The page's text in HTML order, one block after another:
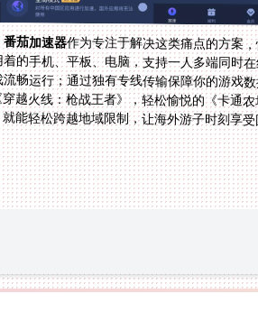
番茄加速器作为专注于解决这类痛点的方案
它能智能推荐最优线路连接国服；完美兼容你用着的手机、平板
宽确保如《穿越火线：枪战王者》这类对战游戏流畅运行；通过
迅速的售后团队随时待命。无论是激战正酣的《穿越火线：枪战
能轻松跨越地域限制，让海外游子时刻享